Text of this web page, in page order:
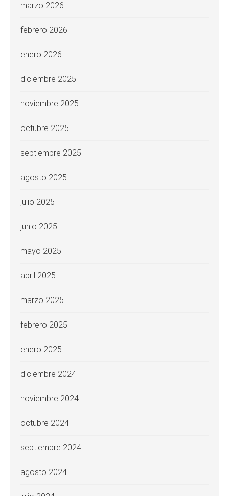
marzo 2026
febrero 2026
enero 2026
diciembre 2025
noviembre 2025
octubre 2025
septiembre 2025
agosto 2025
julio 2025
junio 2025
mayo 2025
abril 2025
marzo 2025
febrero 2025
enero 2025
diciembre 2024
noviembre 2024
octubre 2024
septiembre 2024
agosto 2024